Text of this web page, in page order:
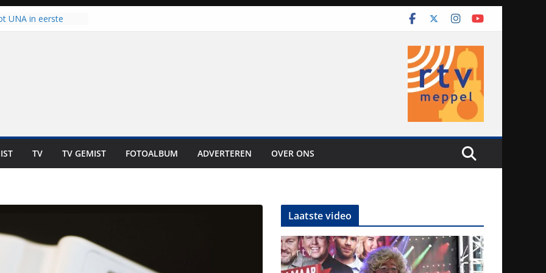
UNA in eerste
“Dit is altijd een
internationale
voor de deur
TV TV GEMIST FOTOALBUM ADVERTEREN OVER ONS
Laatste video